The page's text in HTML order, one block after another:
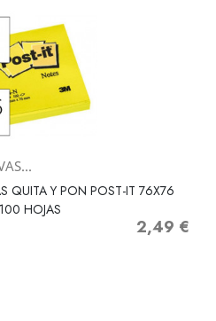
QUITA Y PON POST-IT 76X76
HOJAS
Precio
2,49 €